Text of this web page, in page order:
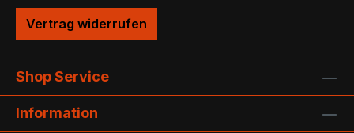
Vertrag widerrufen
Shop Service
Information